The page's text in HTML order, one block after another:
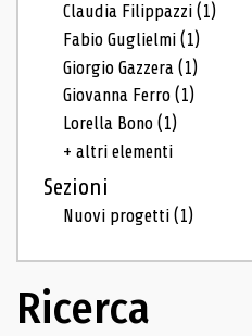
Claudia Filippazzi(1)
Fabio Guglielmi(1)
Giorgio Gazzera(1)
Giovanna Ferro(1)
Lorella Bono(1)
+ altri elementi
Sezioni
Nuovi progetti(1)
Ricerca